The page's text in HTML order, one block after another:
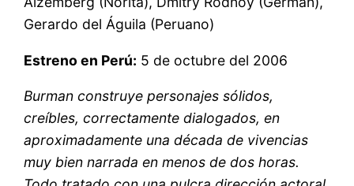
Gerardo del Águila (Peruano)
Estreno en Perú: 5 de octubre del 2006
Burman construye personajes sólidos,
creíbles, correctamente dialogados, en
aproximadamente una década de vivencias
muy bien narrada en menos de dos horas.